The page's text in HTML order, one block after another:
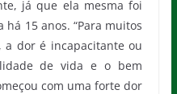
já que ela mesma foi
15 anos. “Para muitos
a dor é incapacitante ou
de vida e o bem
com uma forte dor